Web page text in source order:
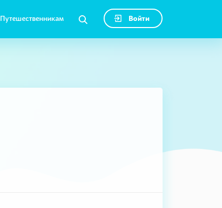
Путешественникам Войти